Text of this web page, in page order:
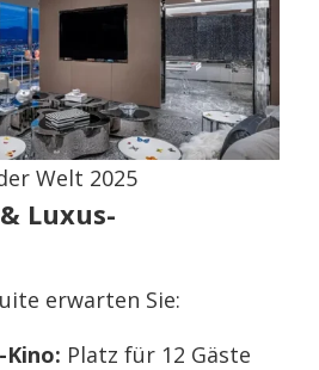
Welt 2025
Luxus-
erwarten Sie:
Kino: Platz für 12 Gäste